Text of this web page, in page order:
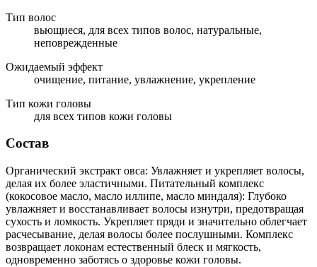
Тип волос
вьющиеся, для всех типов волос, натуральные,
неповрежденные
Ожидаемый эффект
очищение, питание, увлажнение, укрепление
Тип кожи головы
для всех типов кожи головы
Состав
Органический экстракт овса: Увлажняет и укрепляет волосы,
делая их более эластичными. Питательный комплекс
(кокосовое масло, масло иллипе, масло миндаля): Глубоко
увлажняет и восстанавливает волосы изнутри, предотвращая
сухость и ломкость. Укрепляет пряди и значительно облегчает
расчесывание, делая волосы более послушными. Комплекс
возвращает локонам естественный блеск и мягкость,
одновременно заботясь о здоровье кожи головы.